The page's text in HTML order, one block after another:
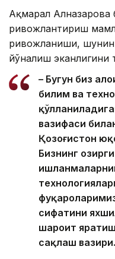
Ақмарал Алназарова
ривожлантириш
ривожланиши,
йўналиш эканлигини
– Бугун биз
билим ва
вазифаси
Қозоғистон
Бизнинг
сифатини
шароит
сақлаш вазири.